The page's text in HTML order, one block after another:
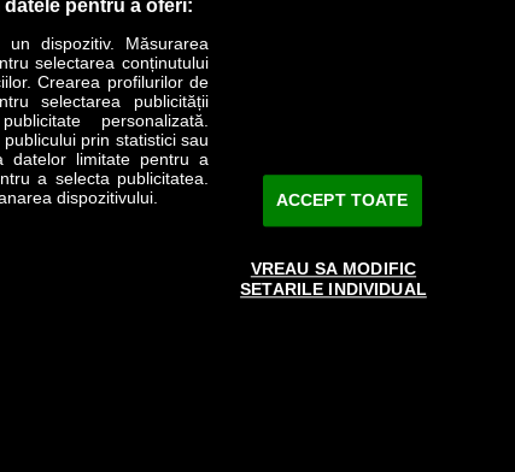
SPECIAL OPINII
Revista Business Magazin
doar în limita a 250 de semne. Spaţiile şi URL-
pentru a oferi:
dispozitiv. Măsurarea
selectarea conținutului
Crearea profilurilor de
selectarea publicității
personalizată.
prin statistici sau
datelor limitate pentru a
a selecta publicitatea.
dispozitivului.
ACCEPT TOATE
VREAU SA MODIFIC
SETARILE INDIVIDUAL